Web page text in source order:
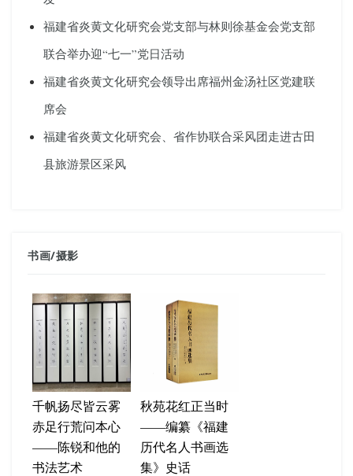
福建省炎黄文化研究会党支部与林则徐基金会党支部
联合举办迎“七一”党日活动
福建省炎黄文化研究会领导出席福州金汤社区党建联
席会
福建省炎黄文化研究会、省作协联合采风团走进古田
县旅游景区采风
书画/摄影
千帆扬尽皆云雾
赤足行荒问本心
——陈锐和他的
书法艺术
秋苑花红正当时
——编纂《福建
历代名人书画选
集》史话